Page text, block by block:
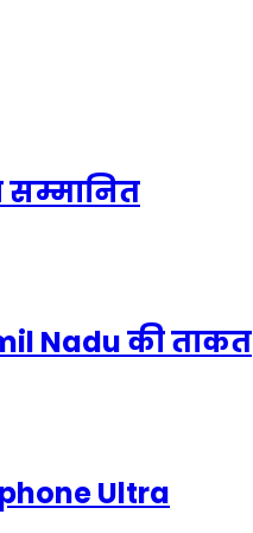
सम्मानित
Nadu की ताकत
Ultra